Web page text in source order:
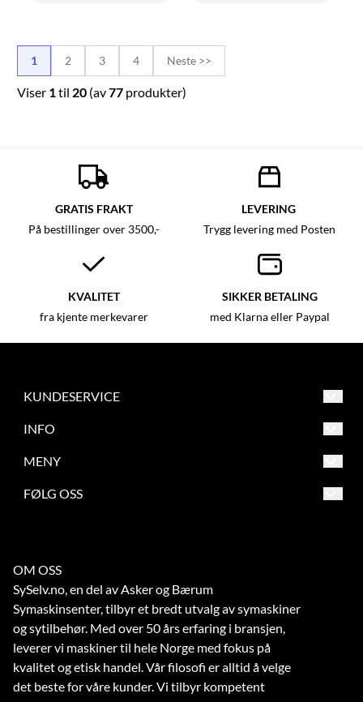
1 2 3 4 Neste >>
Viser 1 til 20 (av77 produkter)
GRATIS FRAKT
På bestillinger over 3500,-
LEVERING
Trygg levering med Posten
KVALITET
fra kjente merkevarer
SIKKER BETALING
med Klarna eller Paypal
KUNDESERVICE
noreply@symaskinsenter.no
INFO
Kontakt oss
MENY
Verksted
Kontakt oss
FØLG OSS
OM OSS
SySelv.no, en del av Asker og Bærum
Symaskinsenter, tilbyr et bredt utvalg av symaskiner
og sytilbehør. Med over 50 års erfaring i bransjen,
leverer vi maskiner til hele Norge med fokus på
kvalitet og etisk handel. Vår filosofi er alltid å velge
det beste for våre kunder. Vi tilbyr kompetent